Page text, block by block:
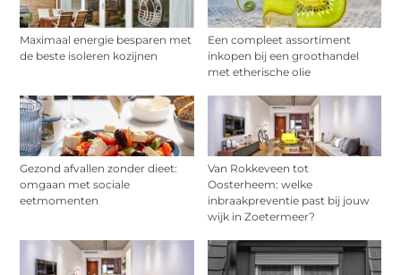
Maximaal energie besparen met
de beste isoleren kozijnen
Een compleet assortiment
inkopen bij een groothandel
met etherische olie
Gezond afvallen zonder dieet:
omgaan met sociale
eetmomenten
Van Rokkeveen tot
Oosterheem: welke
inbraakpreventie past bij jouw
wijk in Zoetermeer?